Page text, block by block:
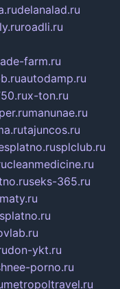
delanalad.ru
roadli.ru
farm.ru
autodamp.ru
x-ton.ru
manunae.ru
tajuncos.ru
splclub.ru
cleanmedicine.ru
seks-365.ru
don-ykt.ru
porno.ru
metropoltravel.ru